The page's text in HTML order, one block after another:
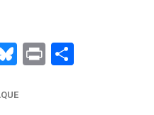
Bluesky
PrintShare